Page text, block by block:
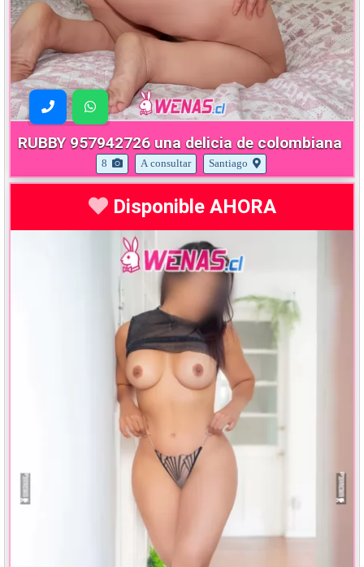
RUBBY 957942726 una delicia de colombiana
8 A consultar Santiago
Disponible AHORA